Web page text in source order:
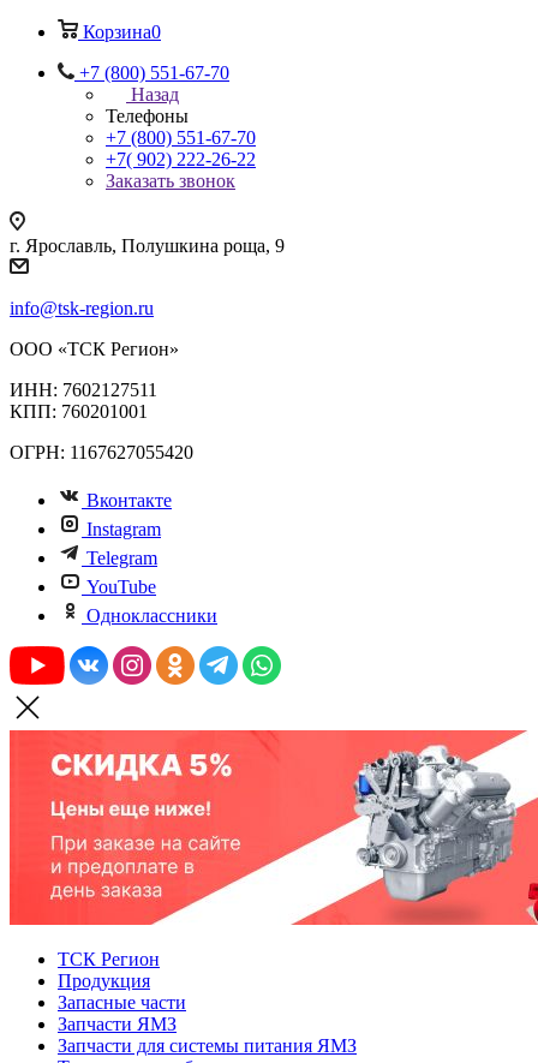
Корзина0
+7 (800) 551-67-70
Назад
Телефоны
+7 (800) 551-67-70
+7( 902) 222-26-22
Заказать звонок
г. Ярославль, Полушкина роща, 9
info@tsk-region.ru
ООО «ТСК Регион»
ИНН: 7602127511
КПП: 760201001
ОГРН: 1167627055420
Вконтакте
Instagram
Telegram
YouTube
Одноклассники
ТСК Регион
Продукция
Запасные части
Запчасти ЯМЗ
Запчасти для системы питания ЯМЗ